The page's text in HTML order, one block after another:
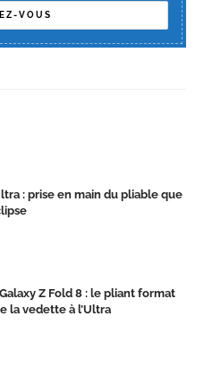
: prise en main du pliable que
Z Fold 8 : le pliant format
la vedette à l’Ultra